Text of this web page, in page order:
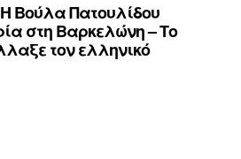
Βούλα Πατουλίδου
στη Βαρκελώνη – Το
τον ελληνικό